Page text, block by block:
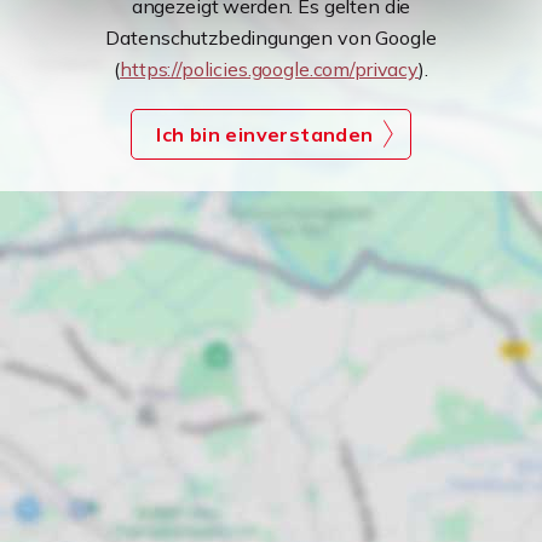
angezeigt werden. Es gelten die
Datenschutzbedingungen von Google
(https://policies.google.com/privacy).
Ich bin einverstanden